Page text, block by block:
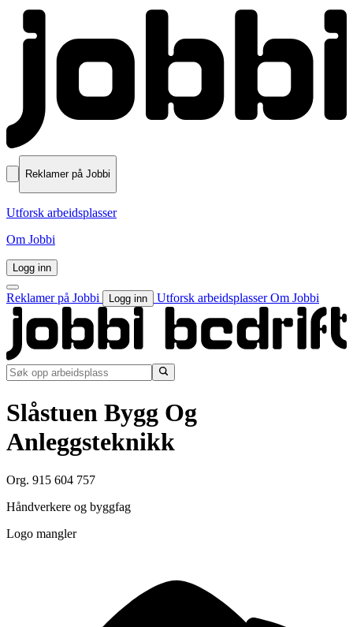
Reklamer på Jobbi
Utforsk arbeidsplasser
Om Jobbi
Logg inn
Reklamer på Jobbi Logg inn Utforsk arbeidsplasserOm Jobbi
Slåstuen Bygg Og
Anleggsteknikk
Org. 915 604 757
Håndverkere og byggfag
Logo mangler